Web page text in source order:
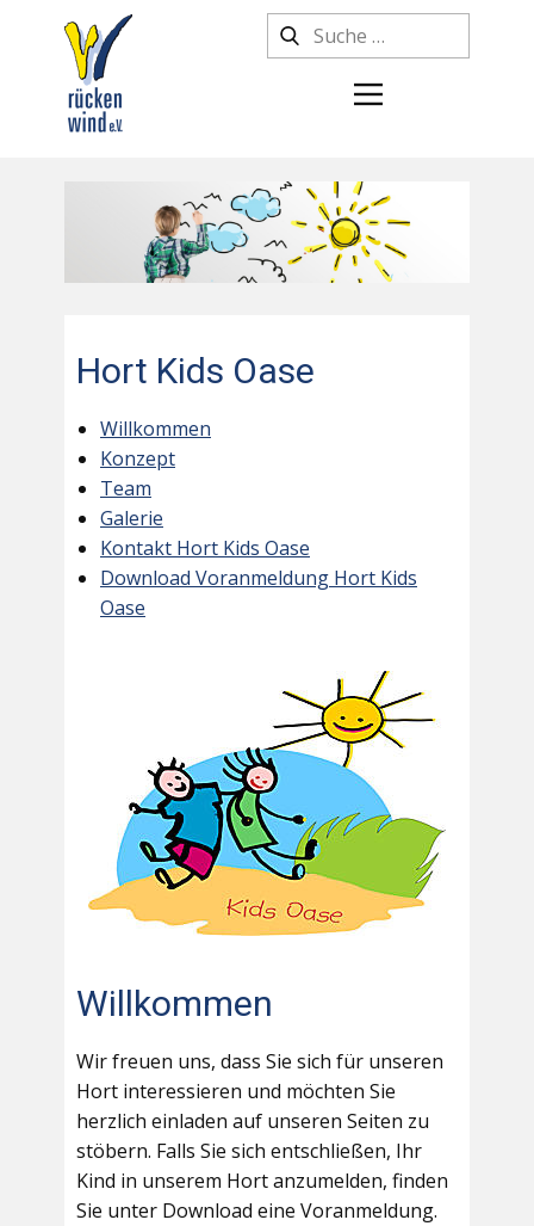
Hort Kids Oase
Willkommen
Konzept
Team
Galerie
Kontakt Hort Kids Oase
Download Voranmeldung Hort Kids
Oase
Willkommen
Wir freuen uns, dass Sie sich für unseren
Hort interessieren und möchten Sie
herzlich einladen auf unseren Seiten zu
stöbern. Falls Sie sich entschließen, Ihr
Kind in unserem Hort anzumelden, finden
Sie unter Download eine Voranmeldung.